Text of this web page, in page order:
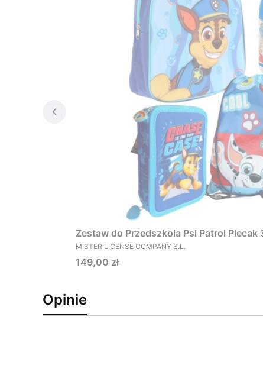
Zestaw do Przedszkola Psi Patrol
PRODUCENT
MISTER LICENSE COMPANY S.L.
Cena
149,00 zł
Opinie